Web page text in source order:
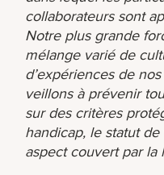
collaborateurs sont
Notre plus grande
mélange varié de
d’expériences de
veillons à prévenir
sur des critères
handicap, le statut
aspect couvert par la